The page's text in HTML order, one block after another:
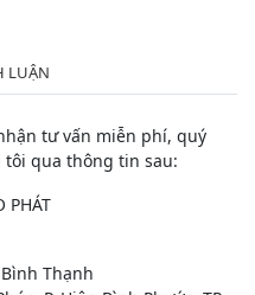
LUẬN
tư vấn miễn phí, quý
qua thông tin sau:
PHÁT
Thạnh